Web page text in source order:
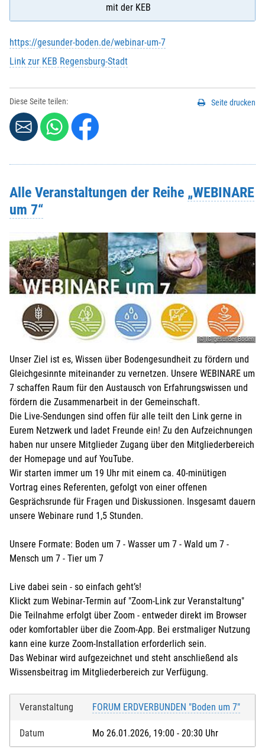
mit der KEB
https://gesunder-boden.de/webinar-um-7
Link zur KEB Regensburg-Stadt
Diese Seite teilen: Seite drucken
Alle Veranstaltungen der Reihe „WEBINARE
um 7“
© IG gesunder Boden
Unser Ziel ist es, Wissen über Bodengesundheit zu fördern und
Gleichgesinnte miteinander zu vernetzen. Unsere WEBINARE um
7 schaffen Raum für den Austausch von Erfahrungswissen und
fördern die Zusammenarbeit in der Gemeinschaft.
Die Live-Sendungen sind offen für alle teilt den Link gerne in
Eurem Netzwerk und ladet Freunde ein! Zu den Aufzeichnungen
haben nur unsere Mitglieder Zugang über den Mitgliederbereich
der Homepage und auf YouTube.
Wir starten immer um 19 Uhr mit einem ca. 40-minütigen
Vortrag eines Referenten, gefolgt von einer offenen
Gesprächsrunde für Fragen und Diskussionen. Insgesamt dauern
unsere Webinare rund 1,5 Stunden.
Unsere Formate: Boden um 7 - Wasser um 7 - Wald um 7 -
Mensch um 7 - Tier um 7
Live dabei sein - so einfach geht’s!
Klickt zum Webinar-Termin auf "Zoom-Link zur Veranstaltung"
Die Teilnahme erfolgt über Zoom - entweder direkt im Browser
oder komfortabler über die Zoom-App. Bei erstmaliger Nutzung
kann eine kurze Zoom-Installation erforderlich sein.
Das Webinar wird aufgezeichnet und steht anschließend als
Wissensbeitrag im Mitgliederbereich zur Verfügung.
Veranstaltung FORUM ERDVERBUNDEN "Boden um 7"
Datum Mo 26.01.2026, 19:00 - 20:30 Uhr